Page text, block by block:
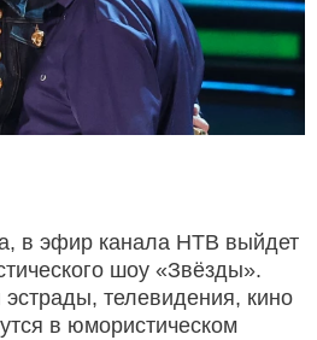
в эфир канала НТВ выйдет
шоу «Звёзды».
телевидения, кино
в юмористическом